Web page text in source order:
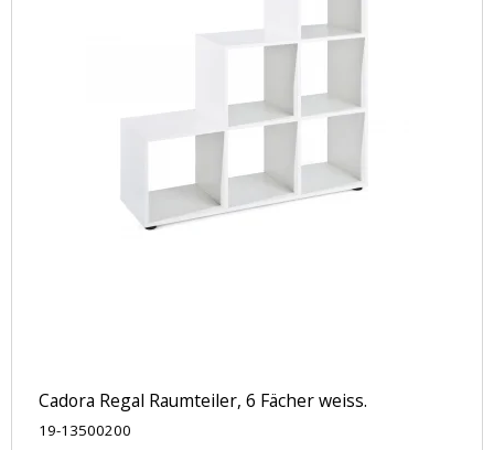
Cadora Regal Raumteiler, 6 Fächer weiss.
19-13500200